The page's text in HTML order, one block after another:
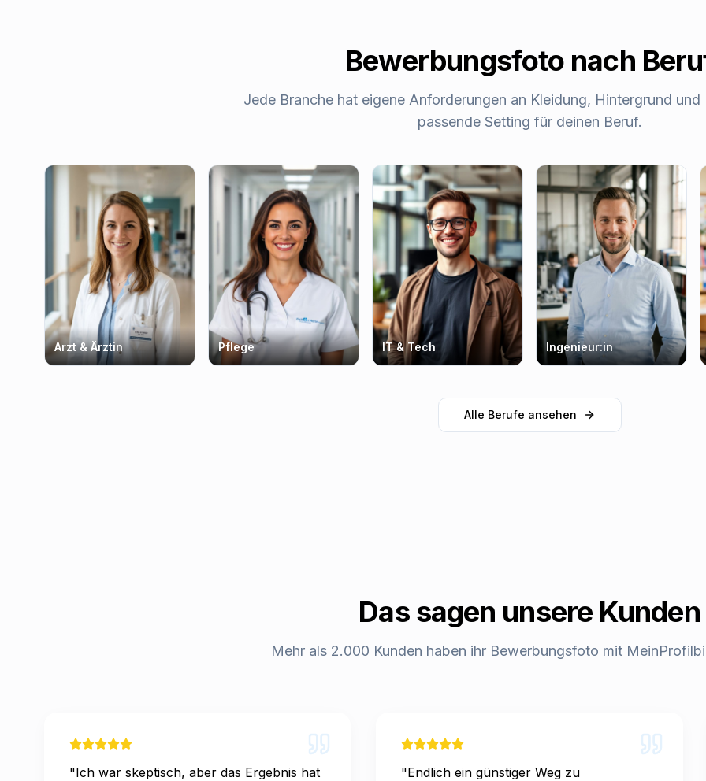
Bewerbungsfoto nach
Jede Branche hat eigene Anforderungen an Kleidung, Hintergrund
passende Setting für deinen Beruf.
Arzt & Ärztin Pflege IT & Tech Ingenieur:in
Alle Berufe ansehen
Das sagen unsere Kunden
Mehr als 2.000 Kunden haben ihr Bewerbungsfoto mit
"Ich war skeptisch, aber das Ergebnis hat "Endlich ein günstiger Weg zu